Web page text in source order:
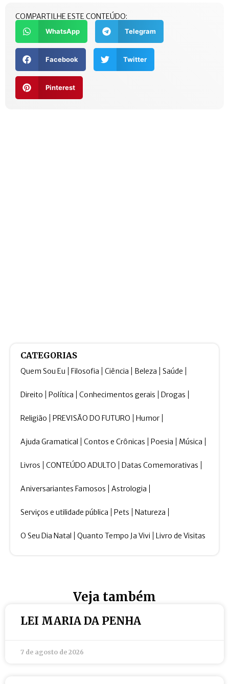
COMPARTILHE ESTE CONTEÚDO:
WhatsApp Telegram
Facebook Twitter
Pinterest
CATEGORIAS
Quem Sou Eu Filosofia Ciência Beleza Saúde
Direito Política Conhecimentos gerais Drogas
Religião PREVISÃO DO FUTURO Humor
Ajuda Gramatical Contos e Crônicas Poesia Música
Livros CONTEÚDO ADULTO Datas Comemorativas
Aniversariantes Famosos Astrologia
Serviços e utilidade pública Pets Natureza
O Seu Dia Natal Quanto Tempo Ja Vivi Livro de Visitas
Veja também
LEI MARIA DA PENHA
7 de agosto de 2026